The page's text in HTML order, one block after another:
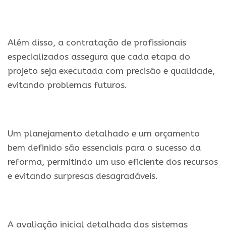
Além disso, a contratação de profissionais
especializados assegura que cada etapa do
projeto seja executada com precisão e qualidade,
evitando problemas futuros.
Um planejamento detalhado e um orçamento
bem definido são essenciais para o sucesso da
reforma, permitindo um uso eficiente dos recursos
e evitando surpresas desagradáveis.
A avaliação inicial detalhada dos sistemas